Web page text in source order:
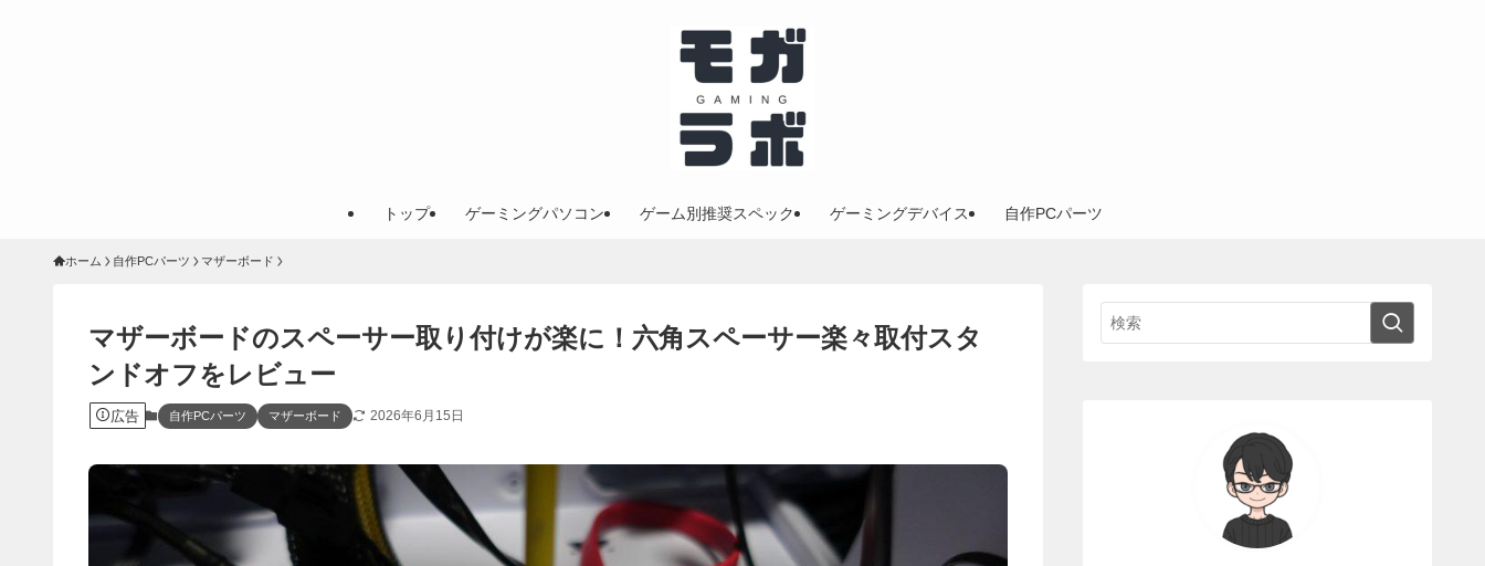
トップ ゲーミングパソコン ゲーム別推奨スペック ゲーミングデバイス 自作PCパーツ
ホーム 自作PCパーツ マザーボード
マザーボードのスペーサー取り付けが楽に！六角スペーサー楽々取付スタ
ンドオフをレビュー
広告 自作PCパーツ マザーボード 2026年6月15日